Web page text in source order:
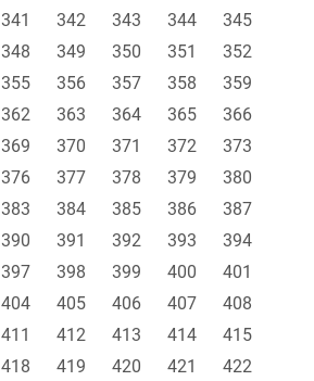
341 342 343 344
345
348 349 350 351
352
355 356 357 358
359
362 363 364 365
366
369 370 371 372
373
376 377 378 379
380
383 384 385 386
387
390 391 392 393
394
397 398 399 400
401
404 405 406 407
408
411 412 413 414
415
418 419 420 421 422